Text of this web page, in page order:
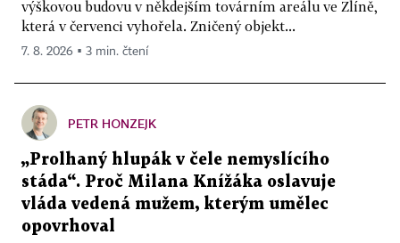
výškovou budovu v někdejším továrním areálu ve Zlíně,
která v červenci vyhořela. Zničený objekt...
7. 8. 2026 ▪ 3 min. čtení
PETR HONZEJK
„Prolhaný hlupák v čele nemyslícího
stáda“. Proč Milana Knížáka oslavuje
vláda vedená mužem, kterým umělec
opovrhoval